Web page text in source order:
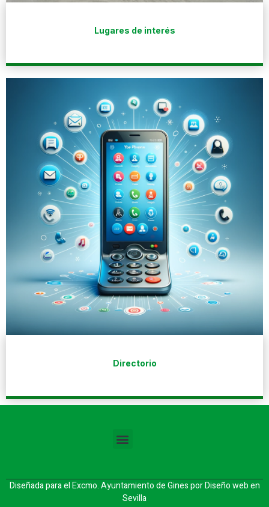
Lugares de interés
Directorio
Diseñada para el Excmo. Ayuntamiento de Gines porDiseño web en
Sevilla